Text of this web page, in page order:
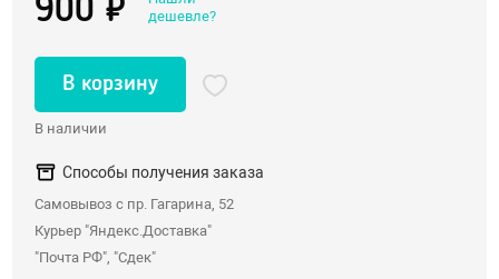
Насадки для двойного проникновения
С вибрацией
С римминг эффектом
Массажеры простаты
Надувные пробки, тоннели
Анальные крюки
С дистанционным управлением
900 ₽
дешевле?
В корзину
В наличии
Способы получения заказа
Самовывоз с пр. Гагарина, 52
Курьер "Яндекс.Доставка"
"Почта РФ", "Сдек"